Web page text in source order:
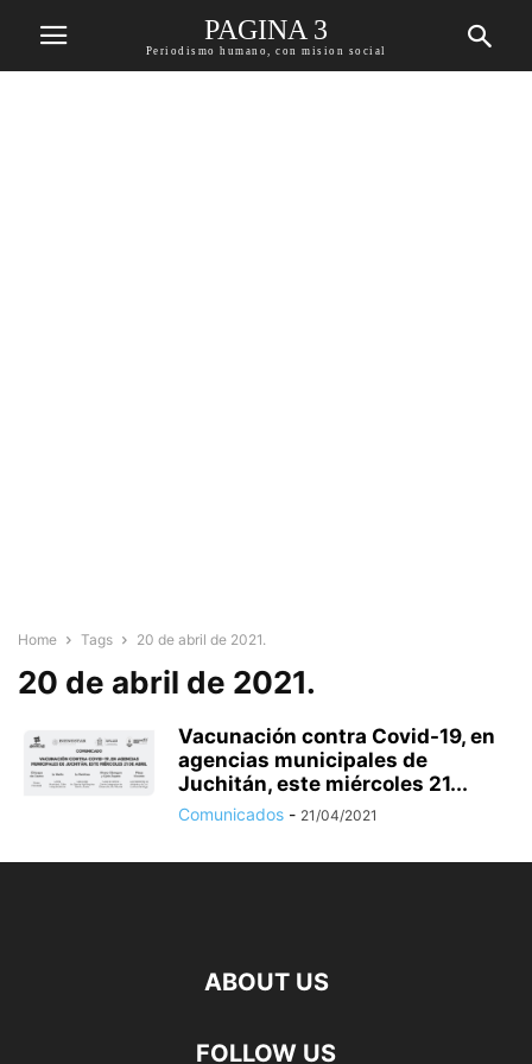
PAGINA 3
Periodismo humano, con mision social
Home Tags 20 de abril de 2021.
20 de abril de 2021.
Vacunación contra Covid-19, en
agencias municipales de
Juchitán, este miércoles 21...
Comunicados - 21/04/2021
ABOUT US
FOLLOW US